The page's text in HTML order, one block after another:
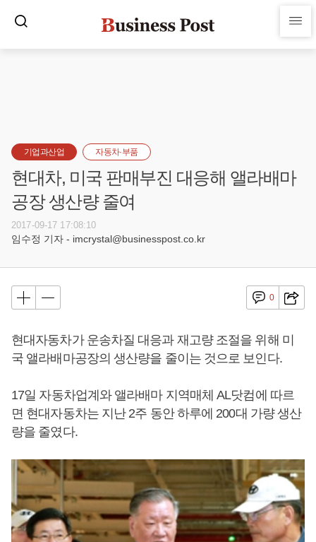
기업과산업 자동차·부품
현대차, 미국 판매부진 대응해 앨라배마
공장 생산량 줄여
2017-09-17 17:08:10
임수정 기자 - imcrystal@businesspost.co.kr
0
현대자동차가 운송차질 대응과 재고량 조절을 위해 미
국 앨라배마공장의 생산량을 줄이는 것으로 보인다.
17일 자동차업계와 앨라배마 지역매체 AL닷컴에 따르
면 현대자동차는 지난 2주 동안 하루에 200대 가량 생산
량을 줄였다.